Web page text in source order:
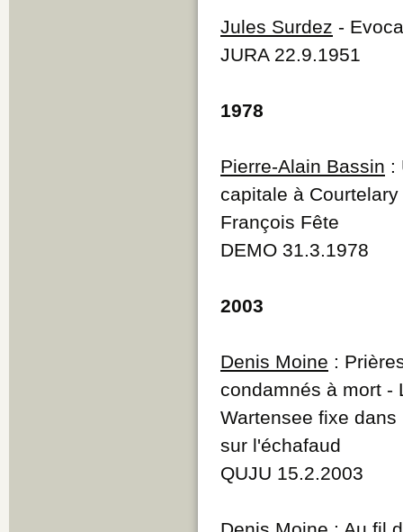
Jules Surdez -
JURA 22.9.1951
1978
Pierre-Alain Bassin :
capitale à
François Fête
DEMO 31.3.1978
2003
Denis Moine :
condamnés à mort -
Wartensee fixe
sur l'échafaud
QUJU 15.2.2003